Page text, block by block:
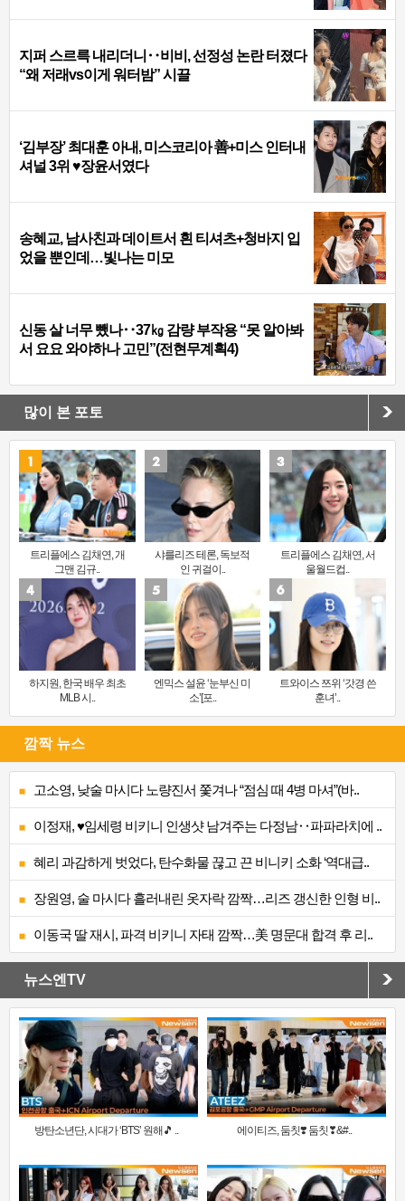
지퍼 스르륵 내리더니‥비비, 선정성 논란 터졌다
“왜 저래vs이게 워터밤” 시끌
‘김부장’ 최대훈 아내, 미스코리아 善+미스 인터내
셔널 3위 ♥장윤서였다
송혜교, 남사친과 데이트서 흰 티셔츠+청바지 입
었을 뿐인데…빛나는 미모
신동 살 너무 뺐나‥37㎏ 감량 부작용 “못 알아봐
서 요요 와야하나 고민”(전현무계획4)
많이 본 포토
트리플에스 김채연, 개
그맨 김규..
샤를리즈 테론, 독보적
인 귀걸이..
트리플에스 김채연, 서
울월드컵..
하지원, 한국 배우 최초
MLB 시..
엔믹스 설윤 ‘눈부신 미
소’[포..
트와이스 쯔위 ‘갓경 쓴
훈녀’..
깜짝 뉴스
고소영, 낮술 마시다 노량진서 쫓겨나 “점심 때 4병 마셔”(바..
이정재, ♥임세령 비키니 인생샷 남겨주는 다정남‥파파라치에 ..
혜리 과감하게 벗었다, 탄수화물 끊고 끈 비니키 소화 ‘역대급..
장원영, 술 마시다 흘러내린 옷자락 깜짝…리즈 갱신한 인형 비..
이동국 딸 재시, 파격 비키니 자태 깜짝…美 명문대 합격 후 리..
뉴스엔TV
방탄소년단, 시대가 ‘BTS’ 원해🎵 .. 에이티즈, 둠칫❣️ 둠칫❣&#..